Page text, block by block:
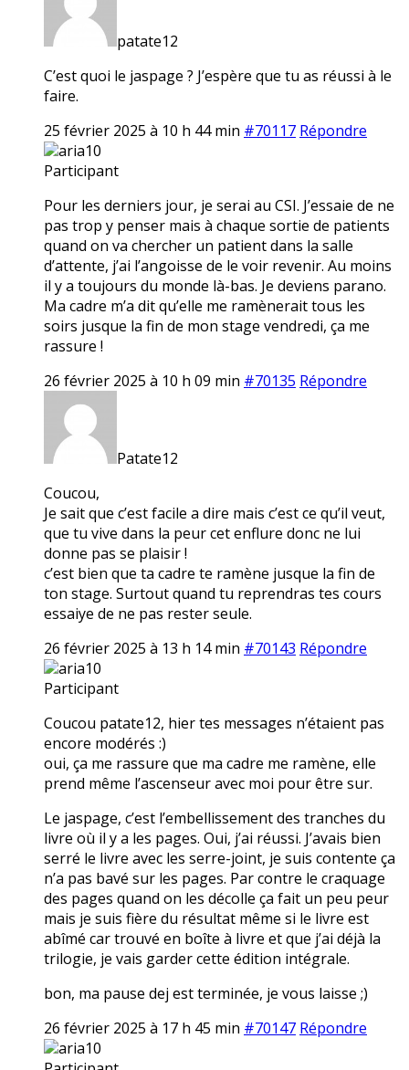
patate12
C’est quoi le jaspage ? J’espère que tu as réussi à le
faire.
25 février 2025 à 10 h 44 min #70117 Répondre
aria10
Participant
Pour les derniers jour, je serai au CSI. J’essaie de ne
pas trop y penser mais à chaque sortie de patients
quand on va chercher un patient dans la salle
d’attente, j’ai l’angoisse de le voir revenir. Au moins
il y a toujours du monde là-bas. Je deviens parano.
Ma cadre m’a dit qu’elle me ramènerait tous les
soirs jusque la fin de mon stage vendredi, ça me
rassure !
26 février 2025 à 10 h 09 min #70135 Répondre
Patate12
Coucou,
Je sait que c’est facile a dire mais c’est ce qu’il veut,
que tu vive dans la peur cet enflure donc ne lui
donne pas se plaisir !
c’est bien que ta cadre te ramène jusque la fin de
ton stage. Surtout quand tu reprendras tes cours
essaiye de ne pas rester seule.
26 février 2025 à 13 h 14 min #70143 Répondre
aria10
Participant
Coucou patate12, hier tes messages n’étaient pas
encore modérés :)
oui, ça me rassure que ma cadre me ramène, elle
prend même l’ascenseur avec moi pour être sur.
Le jaspage, c’est l’embellissement des tranches du
livre où il y a les pages. Oui, j’ai réussi. J’avais bien
serré le livre avec les serre-joint, je suis contente ça
n’a pas bavé sur les pages. Par contre le craquage
des pages quand on les décolle ça fait un peu peur
mais je suis fière du résultat même si le livre est
abîmé car trouvé en boîte à livre et que j’ai déjà la
trilogie, je vais garder cette édition intégrale.
bon, ma pause dej est terminée, je vous laisse ;)
26 février 2025 à 17 h 45 min #70147 Répondre
aria10